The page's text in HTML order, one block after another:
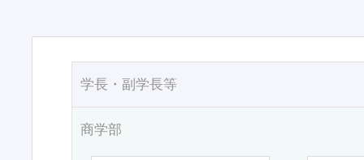
学長・副学長等
商学部